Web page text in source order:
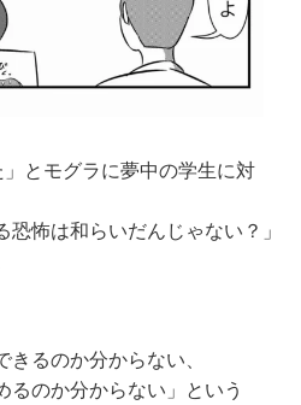
とモグラに夢中の学生に対
怖は和らいだんじゃない？」
きるのか分からない、
るのか分からない」という